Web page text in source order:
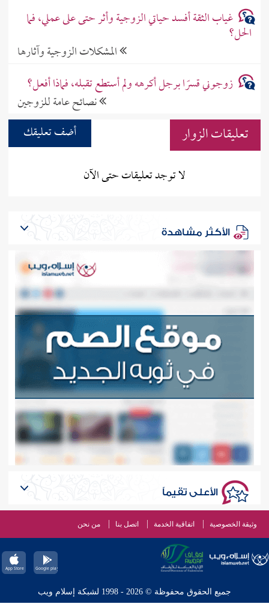
غياب الثقة أفسد حياتي الزوجية وأثر حتى على عملي، فما
الحل؟
المشكلات الزوجية وآثارها
زوجوني قسرًا برجل أكرهه ولم أستطع تقبله، فماذا أفعل؟
نصائح عامة للزوجين
تعليقات الزوار
أضف تعليقك
لا توجد تعليقات حتى الآن
الأكثر مشاهدة
الأعلى تقيماً
وثيقة الخصوصية اتفاقية الخدمة اتصل بنا من نحن
جميع الحقوق محفوظة © 2026 - 1998 لشبكة إسلام ويب